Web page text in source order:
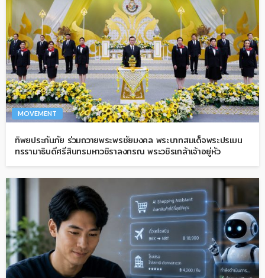
MOVEMENT
ทิพยประกันภัย ร่วมถวายพระพรชัยมงคล พระบาทสมเด็จพระปรเมน
ทรรามาธิบดีศรีสินทรมหาวชิราลงกรณ พระวชิรเกล้าเจ้าอยู่หัว